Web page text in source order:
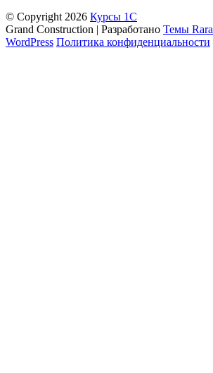
© Copyright 2026 Курсы 1С
Grand Construction | Разработано Темы Rara
WordPress Политика конфиденциальности